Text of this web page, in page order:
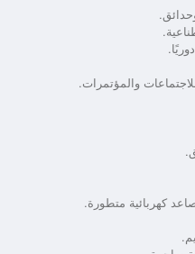
والمؤتمرات.
كهربائية متطورة.